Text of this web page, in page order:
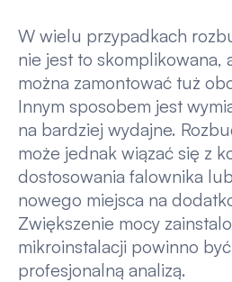
W wielu przypadkach
nie jest to skomplikowana,
można zamontować tuż
Innym sposobem jest
na bardziej wydajne.
może jednak wiązać się z
dostosowania falownika
nowego miejsca na
Zwiększenie mocy
mikroinstalacji powinno
profesjonalną analizą.